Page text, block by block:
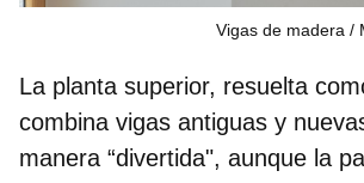
Vigas de madera
La planta superior, resuelta
combina vigas antiguas y
manera “divertida", aunque la